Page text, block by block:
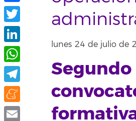
lunes 24 de julio de
Facebook
Twitter
LinkedIn
WhatsApp
Telegram
Meneame